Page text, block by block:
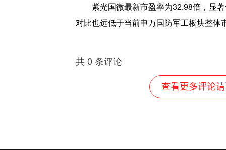
紫光国微最新市盈率为32.98倍，显
对比也远低于当前申万国防军工板块整体
共0 条评论
查看更多评论